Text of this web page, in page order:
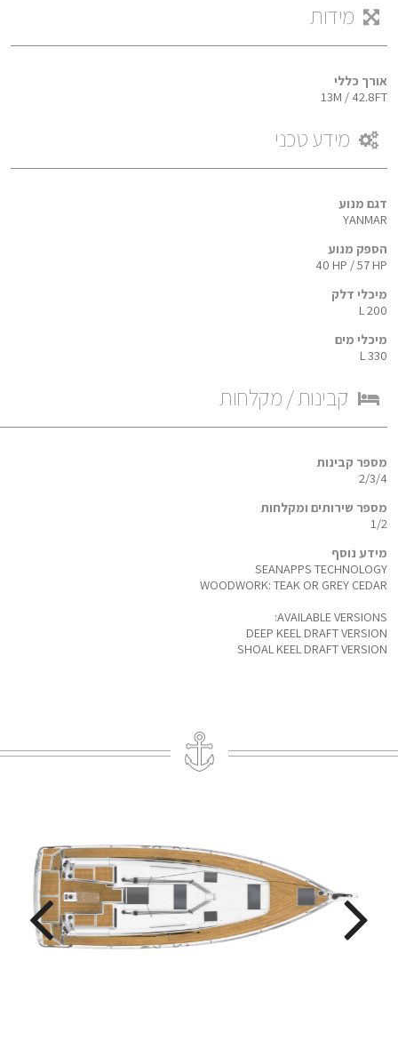
מידות
אורך כללי
13M / 42.8FT
מידע טכני
דגם מנוע
YANMAR
הספק מנוע
40 HP / 57 HP
מיכלי דלק
200 L
מיכלי מים
330 L
קבינות / מקלחות
מספר קבינות
2/3/4
מספר שירותים ומקלחות
1/2
מידע נוסף
SEANAPPS TECHNOLOGY
WOODWORK: TEAK OR GREY CEDAR
AVAILABLE VERSIONS:
DEEP KEEL DRAFT VERSION
SHOAL KEEL DRAFT VERSION